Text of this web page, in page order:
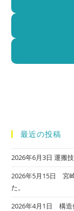
最近の投稿
2026年6月3日 運搬
2026年5月15日 宮
た。
2026年4月1日 構造